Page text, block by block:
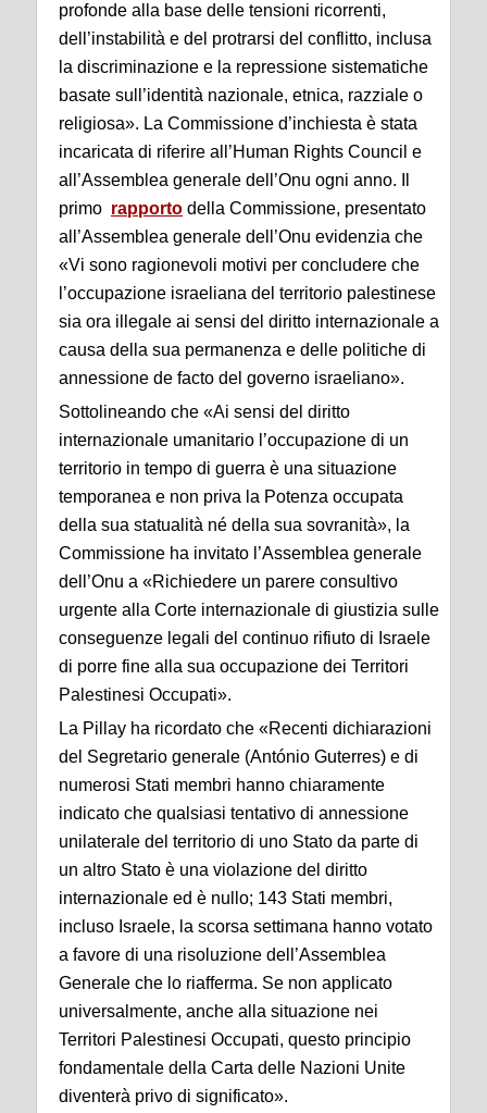
profonde alla base delle tensioni ricorrenti,
dell’instabilità e del protrarsi del conflitto, inclusa
la discriminazione e la repressione sistematiche
basate sull’identità nazionale, etnica, razziale o
religiosa». La Commissione d’inchiesta è stata
incaricata di riferire all’Human Rights Council e
all’Assemblea generale dell’Onu ogni anno. Il
primo rapporto della Commissione, presentato
all’Assemblea generale dell’Onu evidenzia che
«Vi sono ragionevoli motivi per concludere che
l’occupazione israeliana del territorio palestinese
sia ora illegale ai sensi del diritto internazionale a
causa della sua permanenza e delle politiche di
annessione de facto del governo israeliano».
Sottolineando che «Ai sensi del diritto
internazionale umanitario l’occupazione di un
territorio in tempo di guerra è una situazione
temporanea e non priva la Potenza occupata
della sua statualità né della sua sovranità», la
Commissione ha invitato l’Assemblea generale
dell’Onu a «Richiedere un parere consultivo
urgente alla Corte internazionale di giustizia sulle
conseguenze legali del continuo rifiuto di Israele
di porre fine alla sua occupazione dei Territori
Palestinesi Occupati».
La Pillay ha ricordato che «Recenti dichiarazioni
del Segretario generale (António Guterres) e di
numerosi Stati membri hanno chiaramente
indicato che qualsiasi tentativo di annessione
unilaterale del territorio di uno Stato da parte di
un altro Stato è una violazione del diritto
internazionale ed è nullo; 143 Stati membri,
incluso Israele, la scorsa settimana hanno votato
a favore di una risoluzione dell’Assemblea
Generale che lo riafferma. Se non applicato
universalmente, anche alla situazione nei
Territori Palestinesi Occupati, questo principio
fondamentale della Carta delle Nazioni Unite
diventerà privo di significato».